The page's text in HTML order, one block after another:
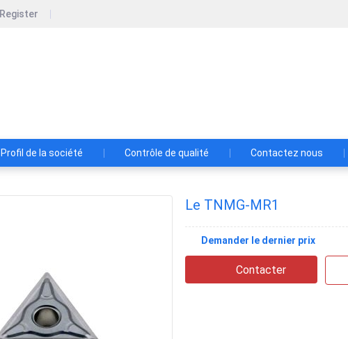
Register
Profil de la société Contrôle de qualité Contactez nous
Le TNMG-MR1
Demander le dernier prix
Contacter